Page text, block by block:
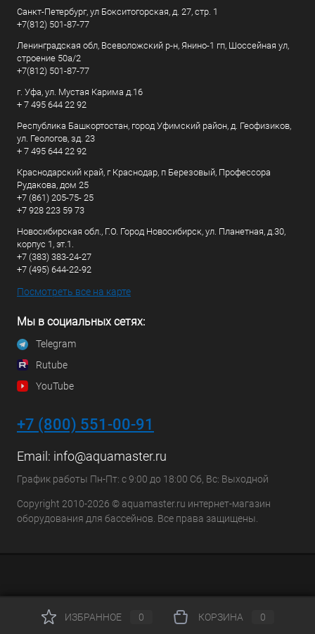
Санкт-Петербург, ул Бокситогорская, д. 27, стр. 1
+7(812) 501-87-77
Ленинградская обл, Всеволожский р-н, Янино-1 гп, Шоссейная ул,
строение 50а/2
+7(812) 501-87-77
г. Уфа, ул. Мустая Карима д.16
+ 7 495 644 22 92
Республика Башкортостан, город Уфимский район, д. Геофизиков,
ул. Геологов, зд. 23
+ 7 495 644 22 92
Краснодарский край, г Краснодар, п Березовый, Профессора
Рудакова, дом 25
+7 (861) 205-75- 25
+7 928 223 59 73
Новосибирская обл., Г.О. Город Новосибирск, ул. Планетная, д.30,
корпус 1, эт.1.
+7 (383) 383-24-27
+7 (495) 644-22-92
Посмотреть все на карте
Мы в социальных сетях:
Telegram
Rutube
YouTube
+7 (800) 551-00-91
Email: info@aquamaster.ru
График работы Пн-Пт: с 9:00 до 18:00 Сб, Вс: Выходной
Copyright 2010-2026 © aquamaster.ru интернет-магазин
оборудования для бассейнов. Все права защищены.
ИЗБРАННОЕ 0 КОРЗИНА 0